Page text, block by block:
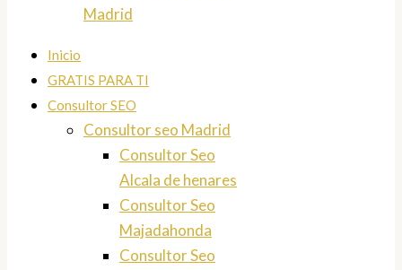
Madrid
Inicio
GRATIS PARA TI
Consultor SEO
Consultor seo Madrid
Consultor Seo
Alcala de henares
Consultor Seo
Majadahonda
Consultor Seo